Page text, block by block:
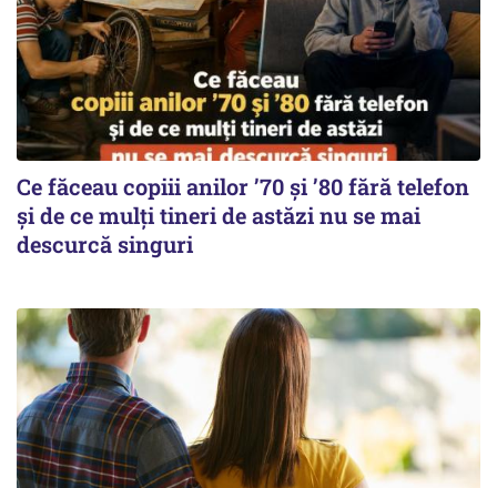
Ce făceau copiii anilor ’70 și ’80 fără telefon
și de ce mulți tineri de astăzi nu se mai
descurcă singuri